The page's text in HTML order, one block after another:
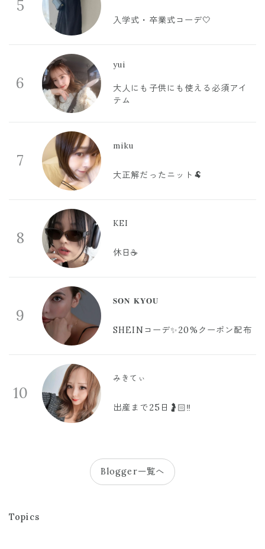
5
入学式・卒業式コーデ🤍
6
yui
大人にも子供にも使える必須アイ
テム
7
miku
大正解だったニット🐏
8
KEI
休日☕️
9
𝐒𝐎𝐍 𝐊𝐘𝐎𝐔
SHEINコーデ✨20%クーポン配布
10
みきてぃ
出産まで25日🤰🏻‼️
Blogger一覧へ
Topics